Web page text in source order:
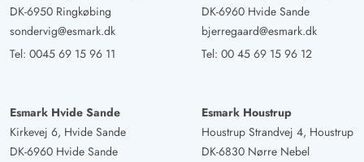
DK-6950 Ringkøbing
sondervig@esmark.dk
Tel: 0045 69 15 96 11
DK-6960 Hvide Sande
bjerregaard@esmark.dk
Tel: 00 45 69 15 96 12
Esmark Hvide Sande
Kirkevej 6, Hvide Sande
DK-6960 Hvide Sande
Esmark Houstrup
Houstrup Strandvej 4, Houstrup
DK-6830 Nørre Nebel